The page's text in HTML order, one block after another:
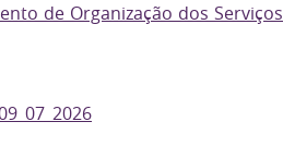
de Organização dos Serviços